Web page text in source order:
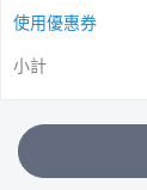
使用優惠券
小計